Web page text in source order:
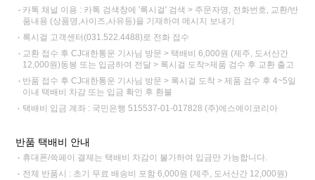
카톡 채널 이용 : 카톡 검색창에 '록시걸' 검색 > 주문자명, 전화번호, 교환/반
품내용 (상품명,사이즈,사유등)을 기재하여 메시지 보내기
록시걸 고객센터(031.522.4488)로 전화 접수
교환 접수 후 CJ대한통운 기사님 방문 > 택배비 6,000원 (제주, 도서산간
12,000원)동봉 또는 입금하여 전달 > 록시걸 도착>제품 검수 후 교환 출고
반품 접수 후 CJ대한통운 기사님 방문 > 록시걸 도착 > 제품 검수 후 4~5일
이내 택배비 차감 또는 입금 확인 후 환불
택배비 입금 계좌 : 국민은행 515537-01-017828 (주)에스에이코리아
반품 택배비 안내
휴대폰/쓱페이 결제는 택배비 차감이 불가하여 입금만 가능합니다.
전체 반품시 : 초기 무료 배송비 포함 6,000원 (제주, 도서산간 12,000원)